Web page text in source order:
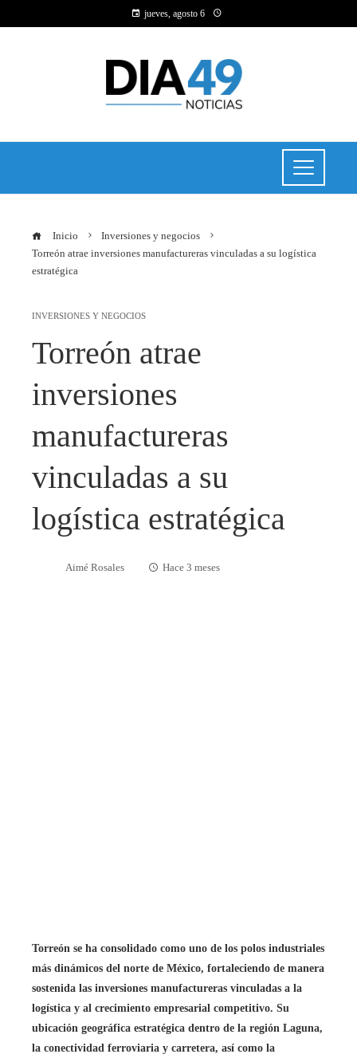
jueves, agosto 6
Inicio
Inversiones y negocios
Torreón atrae inversiones manufactureras vinculadas a su logística
estratégica
INVERSIONES Y NEGOCIOS
Torreón atrae
inversiones
manufactureras
vinculadas a su
logística estratégica
Aimé Rosales Hace 3 meses
Torreón se ha consolidado como uno de los polos industriales
más dinámicos del norte de México, fortaleciendo de manera
sostenida las inversiones manufactureras vinculadas a la
logística y al crecimiento empresarial competitivo. Su
ubicación geográfica estratégica dentro de la región Laguna,
la conectividad ferroviaria y carretera, así como la